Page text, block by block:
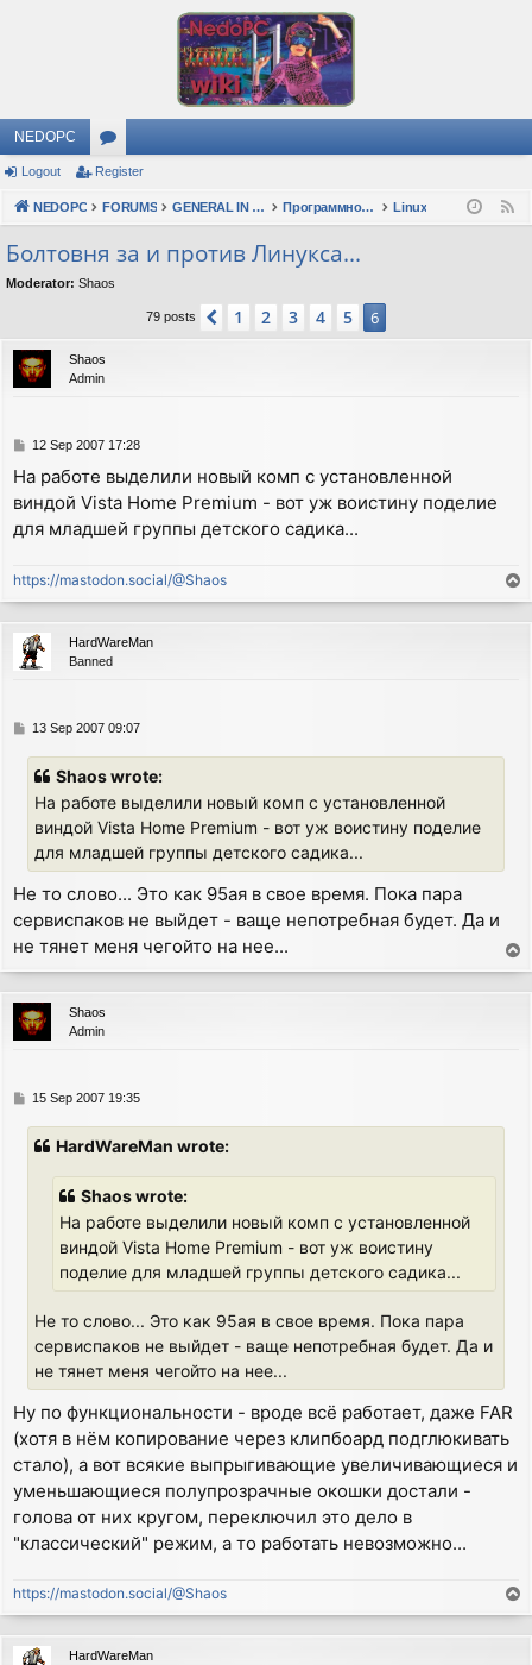
NEDOPC
or
u
s
Logout Register
NEDOPC FORUMS GENERAL IN RUSSIAN Программное обеспечение Linux
Болтовня за и против Линукса...
Moderator: Shaos
79 posts Previous
1 2 3 4 5 6
Shaos
Admin
P
s
t
12 Sep 2007 17:28
На работе выделили новый комп с установленной
виндой Vista Home Premium - вот уж воистину поделие
для младшей группы детского садика...
https://mastodon.social/@Shaos
o
p
HardWareMan
Banned
P13 Sep 2007 09:07
Shaos wrote:
На работе выделили новый комп с установленной
виндой Vista Home Premium - вот уж воистину поделие
для младшей группы детского садика...
Не то слово... Это как 95ая в свое время. Пока пара
сервиспаков не выйдет - ваще непотребная будет. Да и
не тянет меня чегойто на нее...
o
p
Shaos
Admin
P15 Sep 2007 19:35
HardWareMan wrote:
Shaos wrote:
На работе выделили новый комп с установленной
виндой Vista Home Premium - вот уж воистину
поделие для младшей группы детского садика...
Не то слово... Это как 95ая в свое время. Пока пара
сервиспаков не выйдет - ваще непотребная будет. Да и
не тянет меня чегойто на нее...
Ну по функциональности - вроде всё работает, даже FAR
(хотя в нём копирование через клипбоард подглюкивать
стало), а вот всякие выпрыгивающие увеличивающиеся и
уменьшающиеся полупрозрачные окошки достали -
голова от них кругом, переключил это дело в
"классический" режим, а то работать невозможно...
https://mastodon.social/@Shaos
o
p
HardWareMan